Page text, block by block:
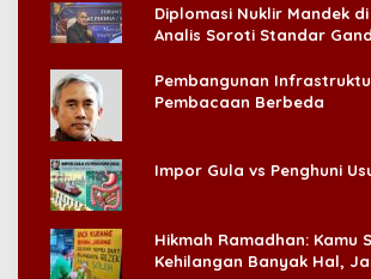
Diplomasi Nuklir Mandek
Analis Soroti Standar
Pembangunan
Pembacaan Berbeda
Impor Gula vs Penghuni
Hikmah Ramadhan: Kamu
Kehilangan Banyak Hal,